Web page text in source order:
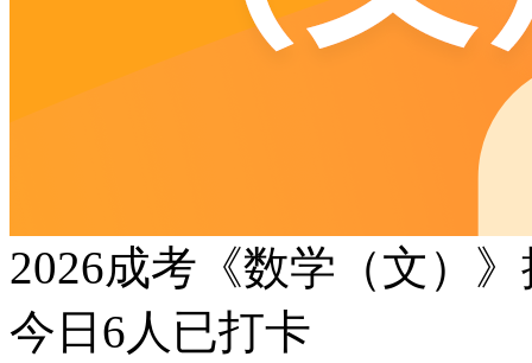
2026成考《数学（文）
今日 6人已打卡